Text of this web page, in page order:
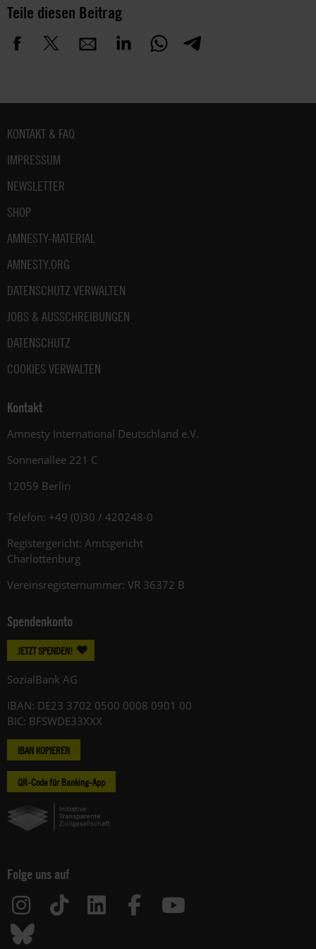
Teile diesen Beitrag
Fußbereich
KONTAKT & FAQ
IMPRESSUM
NEWSLETTER
SHOP
AMNESTY-MATERIAL
AMNESTY.ORG
DATENSCHUTZ VERWALTEN
JOBS & AUSSCHREIBUNGEN
DATENSCHUTZ
COOKIES VERWALTEN
Kontakt
Amnesty International Deutschland e.V.
Sonnenallee 221 C
12059 Berlin
Telefon: +49 (0)30 / 420248-0
Registergericht: Amtsgericht
Charlottenburg
Vereinsregisternummer: VR 36372 B
Spendenkonto
JETZT SPENDEN!
SozialBank AG
IBAN: DE23 3702 0500 0008 0901 00
BIC: BFSWDE33XXX
IBAN KOPIEREN
QR-Code für Banking-App
Folge uns auf